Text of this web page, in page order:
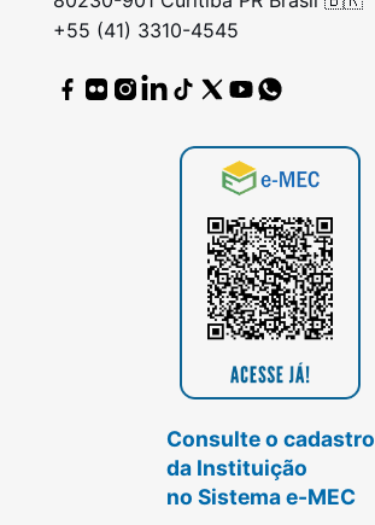
+55 (41) 3310-4545
Consulte o cadastro
da Instituição
no Sistema e-MEC